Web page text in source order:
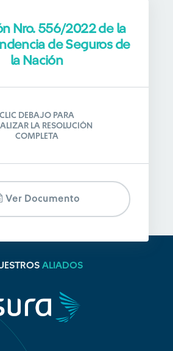
Nro. 556/2022 de la
de Seguros de
la Nación
CLIC DEBAJO PARA
LA RESOLUCIÓN
COMPLETA
Ver Documento
ALIADOS